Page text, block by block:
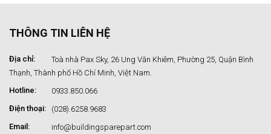
THÔNG TIN LIÊN HỆ
Địa chỉ:
Toà nhà Pax Sky, 26 Ung Văn Khiêm, Phường 25, Quận Bình
Thạnh, Thành phố Hồ Chí Minh, Việt Nam.
Hotline:
0933.850.066
Điện thoại:
(028).6258.9683
Email:
info@buildingsparepart.com